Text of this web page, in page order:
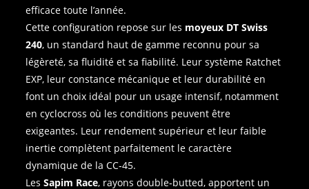
efficace toute l’année.
Cette configuration repose sur les moyeux DT Swiss
240, un standard haut de gamme reconnu pour sa
légèreté, sa fluidité et sa fiabilité. Leur système Ratchet
EXP, leur constance mécanique et leur durabilité en
font un choix idéal pour un usage intensif, notamment
en cyclocross où les conditions peuvent être
exigeantes. Leur rendement supérieur et leur faible
inertie complètent parfaitement le caractère
dynamique de la CC‑45.
LesSapim Race, rayons double‑butted, apportent un